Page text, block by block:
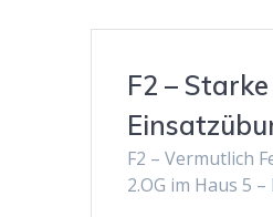
F2 –
F2 – Vermutlich
2.OG im Haus 5